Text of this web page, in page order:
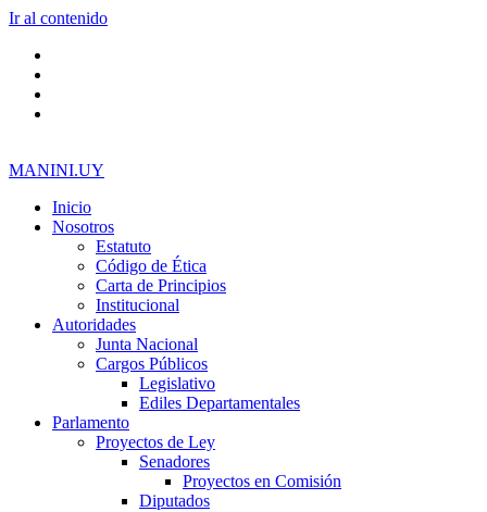
Ir al contenido
MANINI.UY
Inicio
Nosotros
Estatuto
Código de Ética
Carta de Principios
Institucional
Autoridades
Junta Nacional
Cargos Públicos
Legislativo
Ediles Departamentales
Parlamento
Proyectos de Ley
Senadores
Proyectos en Comisión
Diputados